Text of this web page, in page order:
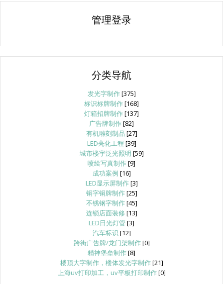
管理登录
分类导航
发光字制作[375]
标识标牌制作[168]
灯箱招牌制作[137]
广告牌制作[82]
有机雕刻制品 [27]
LED亮化工程 [39]
城市楼宇泛光照明 [59]
喷绘写真制作[9]
成功案例 [16]
LED显示屏制作[3]
铜字铜牌制作[25]
不锈钢字制作[45]
连锁店面装修 [13]
LED日光灯管[3]
汽车标识 [12]
跨街广告牌/龙门架制作[0]
精神堡垒制作[8]
楼顶大字制作，楼体发光字制作[21]
上海uv打印加工，uv平板打印制作[0]